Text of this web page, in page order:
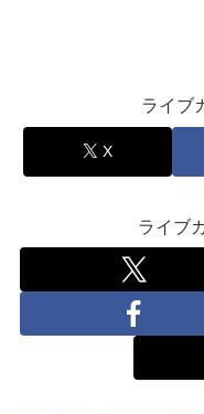
ライブ
X
ライブ